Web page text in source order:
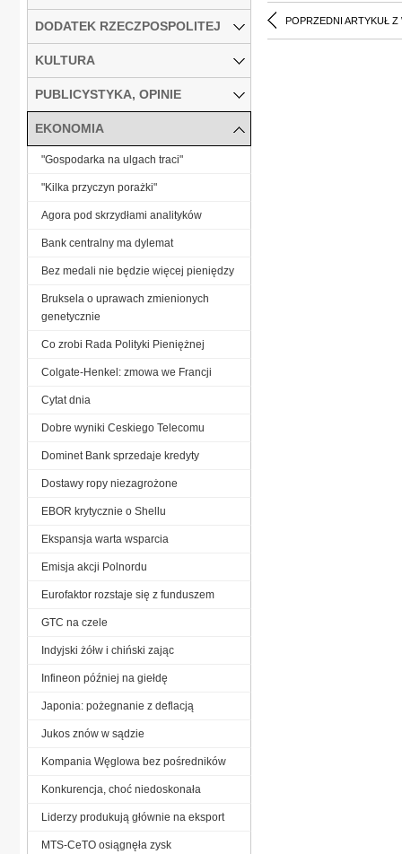
POPRZEDNI ARTYKUŁ Z
DODATEK RZECZPOSPOLITEJ
KULTURA
PUBLICYSTYKA, OPINIE
EKONOMIA
"Gospodarka na ulgach traci"
"Kilka przyczyn porażki"
Agora pod skrzydłami analityków
Bank centralny ma dylemat
Bez medali nie będzie więcej pieniędzy
Bruksela o uprawach zmienionych
genetycznie
Co zrobi Rada Polityki Pieniężnej
Colgate-Henkel: zmowa we Francji
Cytat dnia
Dobre wyniki Ceskiego Telecomu
Dominet Bank sprzedaje kredyty
Dostawy ropy niezagrożone
EBOR krytycznie o Shellu
Ekspansja warta wsparcia
Emisja akcji Polnordu
Eurofaktor rozstaje się z funduszem
GTC na czele
Indyjski żółw i chiński zając
Infineon później na giełdę
Japonia: pożegnanie z deflacją
Jukos znów w sądzie
Kompania Węglowa bez pośredników
Konkurencja, choć niedoskonała
Liderzy produkują głównie na eksport
MTS-CeTO osiągnęła zysk